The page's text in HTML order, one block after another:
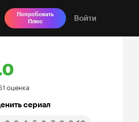
Попробовать
Плюс
Войти
оценка
сериал